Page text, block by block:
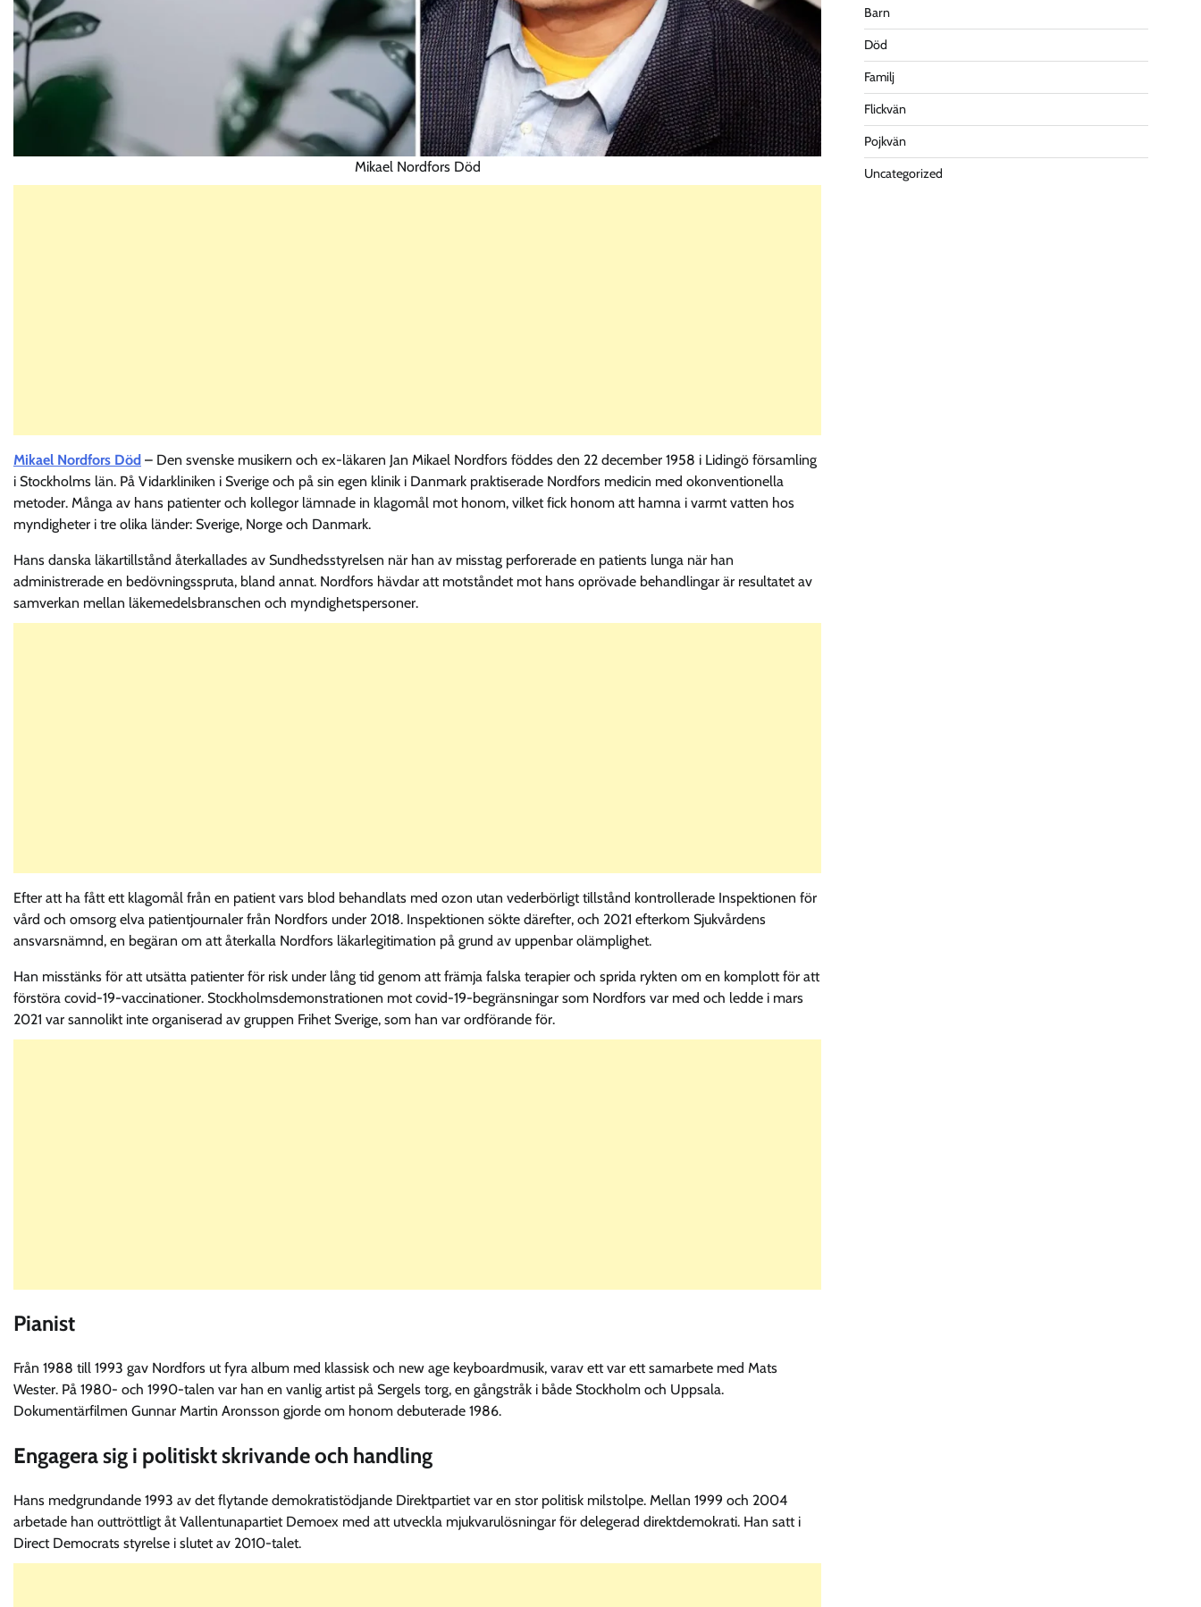
Mikael Nordfors Död
Mikael Nordfors Död – Den svenske musikern och ex-läkaren Jan Mikael Nordfors föddes den 22 december 1958 i Lidingö församling
i Stockholms län. På Vidarkliniken i Sverige och på sin egen klinik i Danmark praktiserade Nordfors medicin med okonventionella
metoder. Många av hans patienter och kollegor lämnade in klagomål mot honom, vilket fick honom att hamna i varmt vatten hos
myndigheter i tre olika länder: Sverige, Norge och Danmark.
Hans danska läkartillstånd återkallades av Sundhedsstyrelsen när han av misstag perforerade en patients lunga när han
administrerade en bedövningsspruta, bland annat. Nordfors hävdar att motståndet mot hans oprövade behandlingar är resultatet av
samverkan mellan läkemedelsbranschen och myndighetspersoner.
Efter att ha fått ett klagomål från en patient vars blod behandlats med ozon utan vederbörligt tillstånd kontrollerade Inspektionen för
vård och omsorg elva patientjournaler från Nordfors under 2018. Inspektionen sökte därefter, och 2021 efterkom Sjukvårdens
ansvarsnämnd, en begäran om att återkalla Nordfors läkarlegitimation på grund av uppenbar olämplighet.
Han misstänks för att utsätta patienter för risk under lång tid genom att främja falska terapier och sprida rykten om en komplott för att
förstöra covid-19-vaccinationer. Stockholmsdemonstrationen mot covid-19-begränsningar som Nordfors var med och ledde i mars
2021 var sannolikt inte organiserad av gruppen Frihet Sverige, som han var ordförande för.
Pianist
Från 1988 till 1993 gav Nordfors ut fyra album med klassisk och new age keyboardmusik, varav ett var ett samarbete med Mats
Wester. På 1980- och 1990-talen var han en vanlig artist på Sergels torg, en gångstråk i både Stockholm och Uppsala.
Dokumentärfilmen Gunnar Martin Aronsson gjorde om honom debuterade 1986.
Engagera sig i politiskt skrivande och handling
Hans medgrundande 1993 av det flytande demokratistödjande Direktpartiet var en stor politisk milstolpe. Mellan 1999 och 2004
arbetade han outtröttligt åt Vallentunapartiet Demoex med att utveckla mjukvarulösningar för delegerad direktdemokrati. Han satt i
Direct Democrats styrelse i slutet av 2010-talet.
Barn
Död
Familj
Flickvän
Pojkvän
Uncategorized